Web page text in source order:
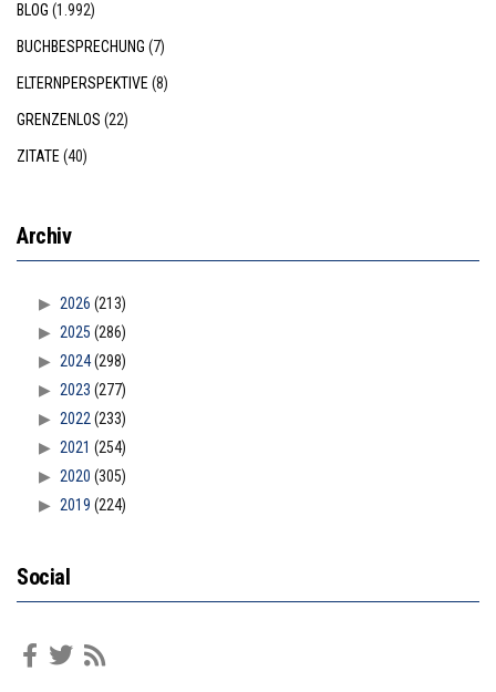
BLOG (1.992)
BUCHBESPRECHUNG (7)
ELTERNPERSPEKTIVE(8)
GRENZENLOS (22)
ZITATE(40)
Archiv
2026 (213)
2025 (286)
2024(298)
2023 (277)
2022(233)
2021 (254)
2020 (305)
2019 (224)
Social